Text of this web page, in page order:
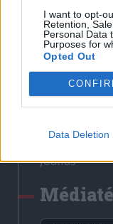
I want to opt-
Retention,
Personal Data
Purposes for
Opted Out
Data Deletion
Liget
Krónika
Bihari Napló
Erdélyi
Főtér
Rádió GaGa
Jóállás